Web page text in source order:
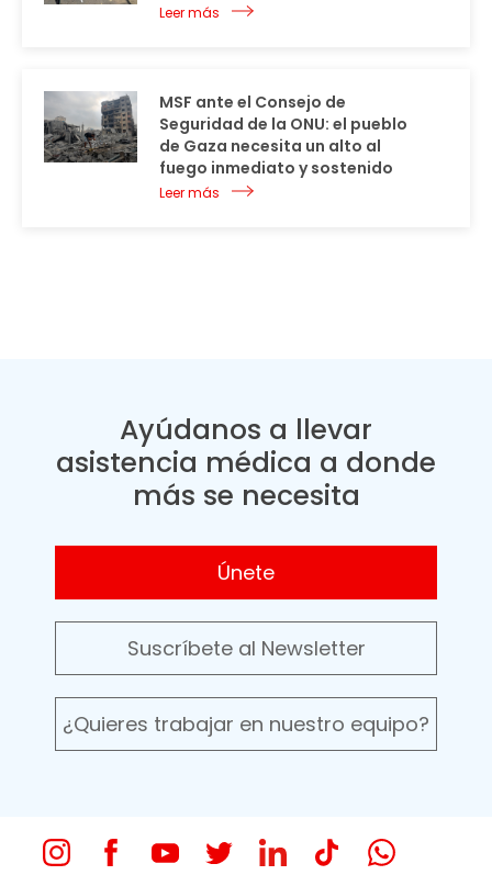
Leer más
MSF ante el Consejo de
Seguridad de la ONU: el pueblo
de Gaza necesita un alto al
fuego inmediato y sostenido
Leer más
Ayúdanos a llevar
asistencia médica a donde
más se necesita
Únete
Suscríbete al Newsletter
¿Quieres trabajar en nuestro equipo?